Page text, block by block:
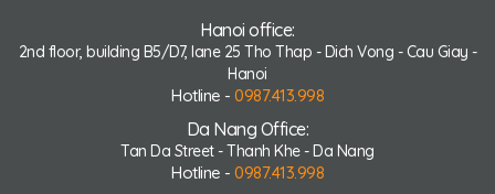
Hanoi office:
2nd floor, building B5/D7, lane 25 Tho Thap - Dich Vong - Cau Giay -
Hanoi
Hotline - 0987.413.998
Da Nang Office:
Tan Da Street - Thanh Khe - Da Nang
Hotline - 0987.413.998